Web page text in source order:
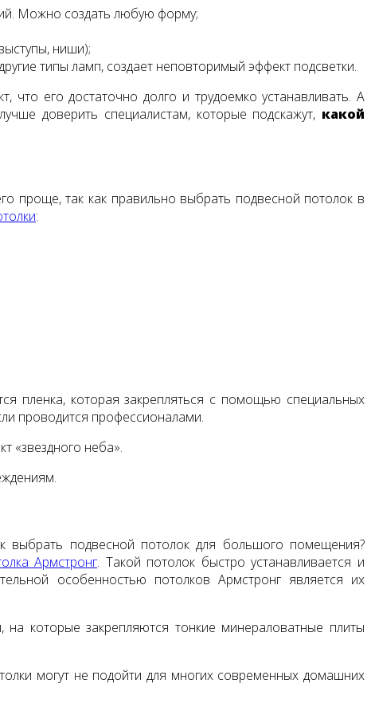
Можно создать любую форму;
ниши);
типы ламп, создает неповторимый эффект подсветки.
что его достаточно долго и трудоемко устанавливать. А
доверить специалистам, которые подскажут, какой
проще, так как правильно выбрать подвесной потолок в
:
пленка, которая закрепляться с помощью специальных
проводится профессионалами.
«звездного неба».
выбрать подвесной потолок для большого помещения?
Армстронг. Такой потолок быстро устанавливается и
особенностью потолков Армстронг является их
которые закрепляются тонкие минераловатные плиты
могут не подойти для многих современных домашних